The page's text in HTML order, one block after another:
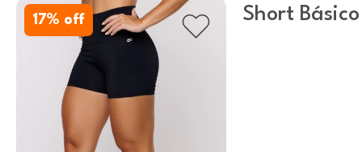
17% off
Short